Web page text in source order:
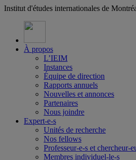
Institut d'études internationales de
À propos
L’IEIM
Instances
Équipe de direction
Rapports annuels
Nouvelles et annonces
Partenaires
Nous joindre
Expert-e-s
Unités de recherche
Nos fellows
Professeur-e-s et chercheur-
Membres individuel-le-s